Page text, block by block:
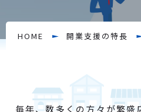
開業無料相
お役立ち資料
HOME 開業支援の特長
毎年、数多くの方々が繁盛